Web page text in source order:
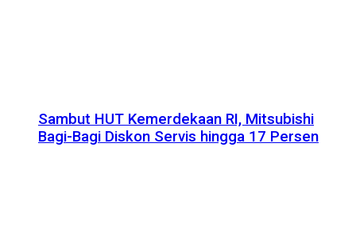
Sambut HUT Kemerdekaan RI, Mitsubishi
Bagi-Bagi Diskon Servis hingga 17 Persen